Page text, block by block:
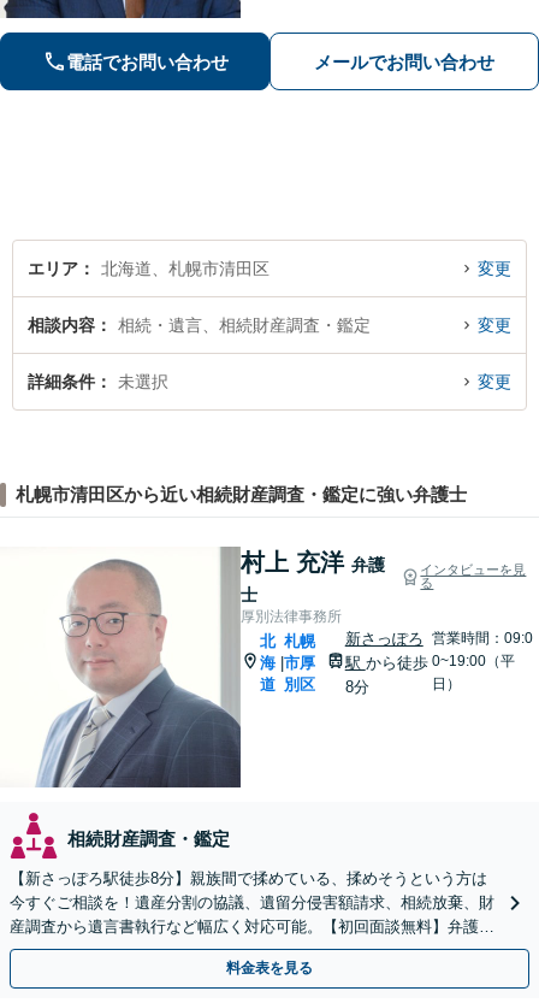
度弁護士にご相談ください。最善の解
決策を共に考えていきましょう。
電話でお問い合わせ メールでお問い合わせ
エリア 北海道、札幌市清田区 変更
相談内容 相続・遺言、相続財産調査・鑑定 変更
詳細条件 未選択 変更
札幌市清田区から近い相続財産調査・鑑定に強い弁護士
村上 充洋 弁護
士
インタビューを見
る
厚別法律事務所
北
海
道
|
札幌
市厚
別区
新さっぽろ
駅 から徒歩
8分
営業時間：09:0
0~19:00（平
日）
相続財産調査・鑑定
【新さっぽろ駅徒歩8分】親族間で揉めている、揉めそうという方は
今すぐご相談を！遺産分割の協議、遺留分侵害額請求、相続放棄、財
産調査から遺言書執行など幅広く対応可能。【初回面談無料】弁護士
が窓口になりストレス軽減！
料金表を見る